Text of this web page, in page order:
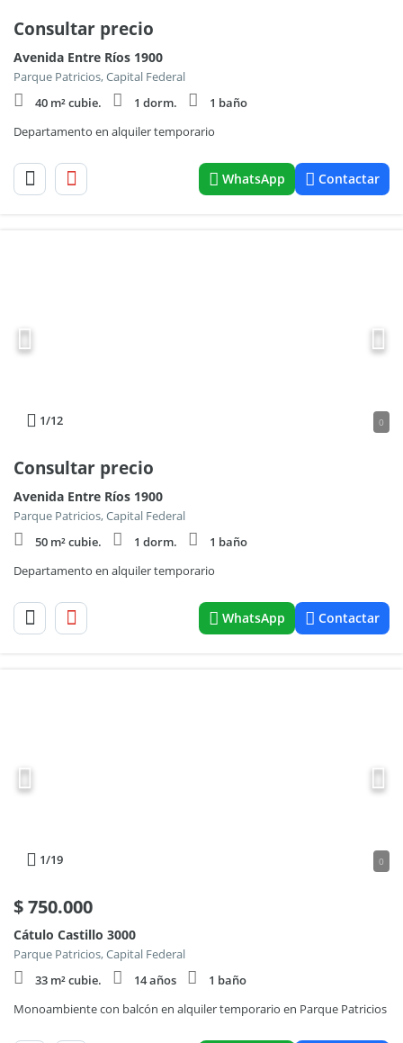
Consultar precio
Avenida Entre Ríos 1900
Parque Patricios, Capital Federal
40 m² cubie.
1 dorm.
1 baño
Departamento en alquiler temporario
WhatsApp Contactar
1/12 0
Consultar precio
Avenida Entre Ríos 1900
Parque Patricios, Capital Federal
50 m² cubie.
1 dorm.
1 baño
Departamento en alquiler temporario
WhatsApp Contactar
1/19 0
$750.000
Cátulo Castillo 3000
Parque Patricios, Capital Federal
33 m² cubie.
14 años
1 baño
Monoambiente con balcón en alquiler temporario en Parque Patricios